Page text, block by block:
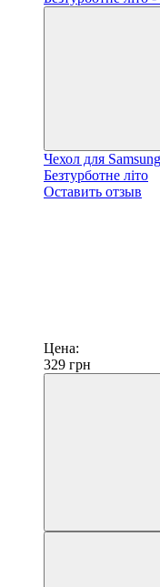
Чехол для
Безтурботне літо
Оставить отзыв
Цена:
329 грн